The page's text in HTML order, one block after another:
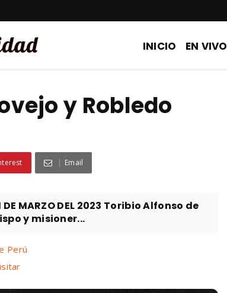
INICIO EN VIVO
y Robledo
Email
DE MARZO DEL 2023 Toribio Alfonso de
y misioner...
Perú